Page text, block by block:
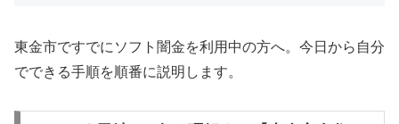
東金市ですでにソフト闇金を利用中の方へ。今日から自分
でできる手順を順番に説明します。